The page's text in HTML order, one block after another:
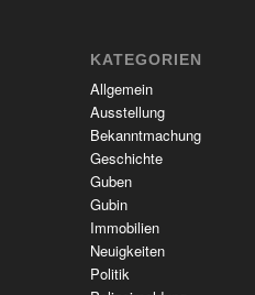
KATEGORIEN
Allgemein
Ausstellung
Bekanntmachung
Geschichte
Guben
Gubin
Immobilien
Neuigkeiten
Politik